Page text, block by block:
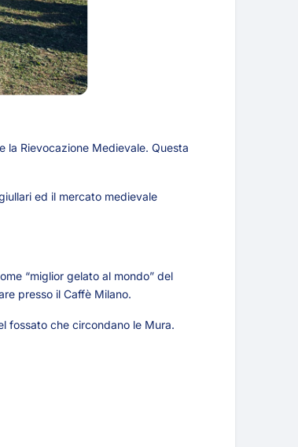
la Rievocazione Medievale. Questa
ed il mercato medievale
“miglior gelato al mondo” del
presso il Caffè Milano.
fossato che circondano le Mura.